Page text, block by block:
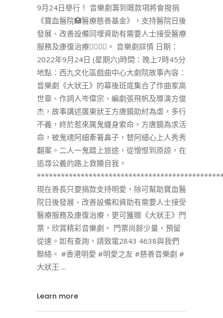
9月24日舉行！ 音樂劇籌到嘅款項將會撥捐
《寶血醫院🏥醫療慈善基金》，支持醫院日後
發展、改善設備同埋資助有需要人士接受醫療
服務及康復治療🧑‍⚕️👨‍⚕️。 音樂劇詳情 日期：
2022年9月24日 (星期六)時間：晚上7時45分
地點：西九文化區戲曲中心大劇院故事內容：
音樂劇《大狀王》的幕後班底集合了作曲家高
世章、作詞人岑偉宗、編劇張飛帆及導演方俊
杰，故事講述廣東狀王方唐鏡助紂為虐，多行
不義，終於惹來厲鬼纏身索命。方唐鏡為求活
命，被鬼魂阿細牽著鼻子，替阿細心上人秀秀
翻案。二人一鬼踏上旅途，從憎恨到原諒，在
追尋公義的路上救贖自我。
現在善長只要捐款支持明愛，除可幫助寶血醫
院日後發展、改善設備和資助有需要人士接受
醫療服務及康復治療，更可獲贈《大狀王》門
票，欣賞精彩音樂劇。 門票尚餘少量，預留
從速。如有查詢，請致電2843 4638與我們
聯絡。 #香港明愛 #明愛之友 #慈善音樂劇 #
大狀王
Learn more